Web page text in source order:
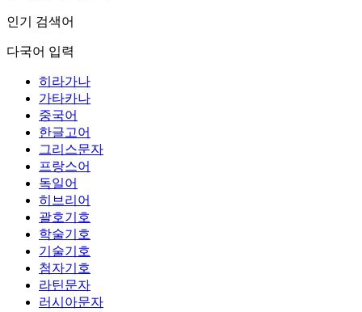
인기 검색어
다국어 입력
히라가나
가타카나
중국어
한글고어
그리스문자
프랑스어
독일어
히브리어
괄호기호
학술기호
기술기호
첨자기호
라틴문자
러시아문자